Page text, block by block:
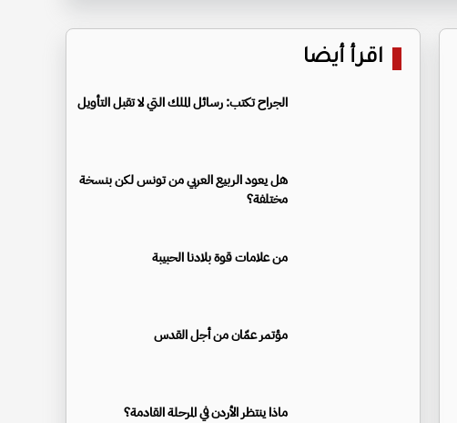
اقرأ أيضا
الجراح تكتب: رسائل الملك التي لا تقبل التأويل
هل يعود الربيع العربي من تونس لكن بنسخة
مختلفة؟
من علامات قوة بلادنا الحبيبة
مؤتمر عمّان من أجل القدس
ماذا ينتظر الأردن في المرحلة القادمة؟